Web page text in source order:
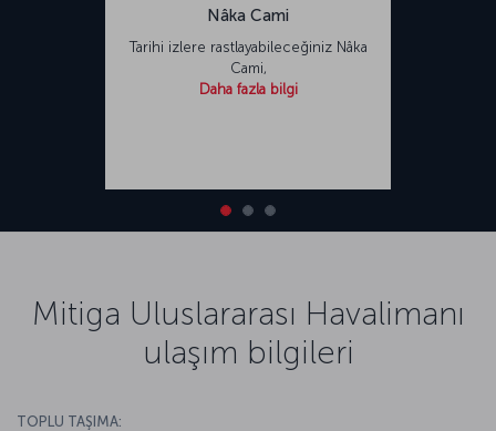
Nâka Cami
Tarihi izlere rastlayabileceğiniz Nâka
Cami,
Daha fazla bilgi
Mitiga Uluslararası Havalimanı
ulaşım bilgileri
TOPLU TAŞIMA: